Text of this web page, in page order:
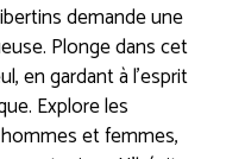
demande une
Plonge dans cet
en gardant à l’esprit
Explore les
et femmes,